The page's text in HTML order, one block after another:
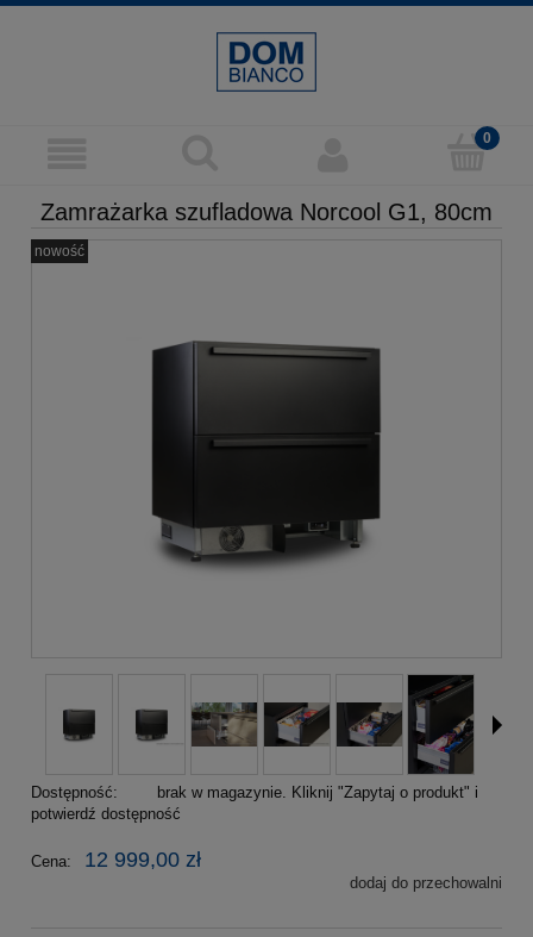
Zamrażarka szufladowa Norcool G1, 80cm
nowość
Dostępność:
brak w magazynie. Kliknij "Zapytaj o produkt" i
potwierdź dostępność
Cena: 12 999,00 zł
dodaj do przechowalni